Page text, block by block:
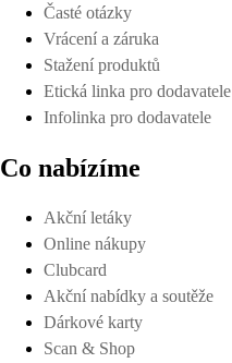
Časté otázky
Vrácení a záruka
Stažení produktů
Etická linka pro dodavatele
Infolinka pro dodavatele
Co nabízíme
Akční letáky
Online nákupy
Clubcard
Akční nabídky a soutěže
Dárkové karty
Scan & Shop